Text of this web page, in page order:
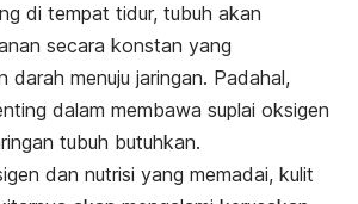
di tempat tidur, tubuh akan
secara konstan yang
darah menuju jaringan. Padahal,
dalam membawa suplai oksigen
tubuh butuhkan.
dan nutrisi yang memadai, kulit